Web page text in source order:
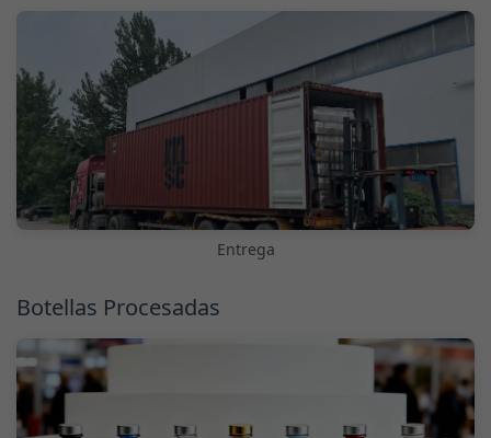
Entrega
Botellas Procesadas